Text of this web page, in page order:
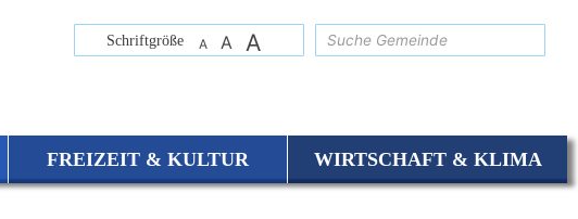
Schriftgröße A A A
FREIZEIT & KULTUR WIRTSCHAFT & KLIMA